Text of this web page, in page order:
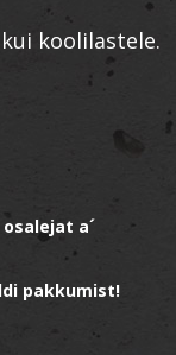
koolilastele.
a´
pakkumist!